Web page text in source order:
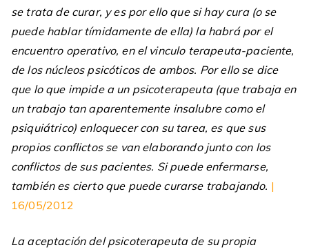
se trata de curar, y es por ello que si hay cura (o se
puede hablar tímidamente de ella) la habrá por el
encuentro operativo, en el vinculo terapeuta-paciente,
de los núcleos psicóticos de ambos. Por ello se dice
que lo que impide a un psicoterapeuta (que trabaja en
un trabajo tan aparentemente insalubre como el
psiquiátrico) enloquecer con su tarea, es que sus
propios conflictos se van elaborando junto con los
conflictos de sus pacientes. Si puede enfermarse,
también es cierto que puede curarse trabajando. |
16/05/2012
La aceptación del psicoterapeuta de su propia